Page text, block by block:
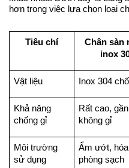
hơn trong việc lựa chọn loại
Tiêu chí
Chân sàn
inox
Vật liệu Inox 304
Khả năng
chống gỉ
Rất cao,
không gỉ
Môi trường
sử dụng
Ẩm ướt,
phòng sạch